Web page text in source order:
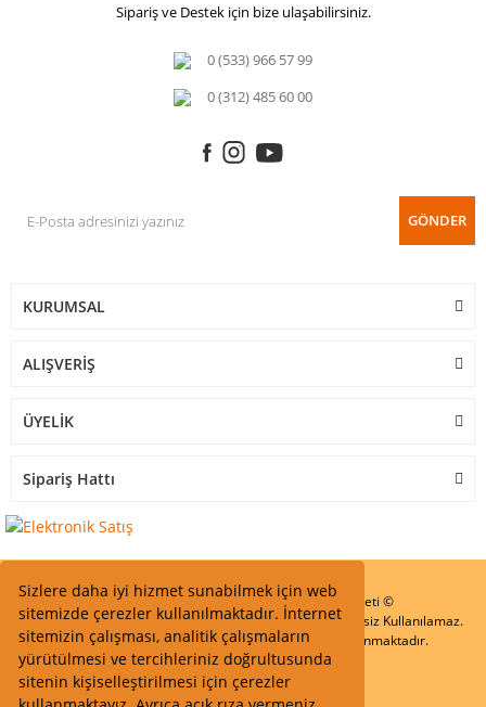
Sizlere daha iyi hizmet sunabilmek için web
sitemizde çerezler kullanılmaktadır. İnternet
sitemizin çalışması, analitik çalışmaların
yürütülmesi ve tercihleriniz doğrultusunda
sitenin kişiselleştirilmesi için çerezler
Sipariş ve Destek için bize ulaşabilirsiniz.
0 (533) 966 57 99
0 (312) 485 60 00
GÖNDER
KURUMSAL
ALIŞVERİŞ
ÜYELİK
Sipariş Hattı
Start Elektronik Sanayi ve Ticaret Limited Şirketi ©
Resimler Yazılar ve İçeriklerin Tüm hakları saklıdır ve İzinsiz Kullanılamaz.
Kredi kartı bilgileriniz 256bit SSL Sertifikası ile Korunmaktadır.